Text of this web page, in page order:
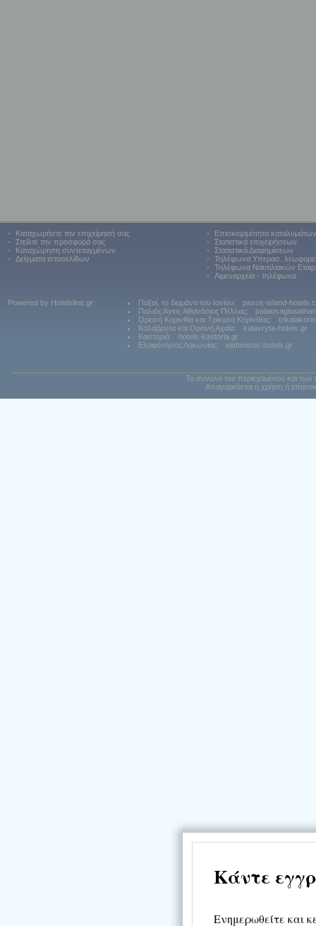
•
Καταχωρήστε την επιχείρησή σας
•
Στείλτε την προσφορά σας
•
Καταχώρηση συντεταγμένων
•
Δείγματα ιστοσελίδων
•
Επισκεψιμότητα καταλυμάτων
•
Στατιστικά επιχειρήσεων
•
Στατιστικά Διαφημίσεων
•
Τηλέφωνα Υπερασ.
•
Τηλέφωνα Ναυτιλιακών
•
Λιμεναρχεία - τηλέφωνα
Powered by Hotelsline.gr: Παξοί, το διαμάντι του Ιονίου:
paxos-island-
Παλιός Αγιος Αθανάσιος Πέλλας:
Ορεινή Κορινθία και Τρίκαλα Κορινθίας:
Καλάβρυτα και Ορεινή Αχαϊα:
kalavryta-hotels.gr
Καστοριά:
hotels-kastoria.gr
Ελαφόνησος Λακωνίας:
elafonisos-hotels.gr
Το σύνολο του περιεχομένου και των
Απαγορεύεται η χρήση ή